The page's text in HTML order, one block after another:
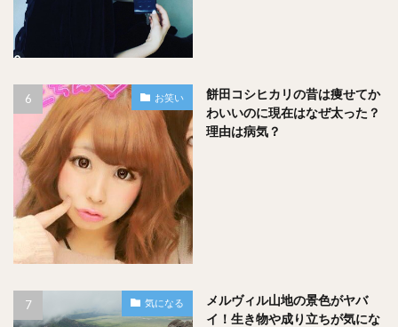
お笑い
餅田コシヒカリの昔は痩せてか
わいいのに現在はなぜ太った？
理由は病気？
気になる
メルヴィル山地の景色がヤバ
イ！生き物や成り立ちが気にな